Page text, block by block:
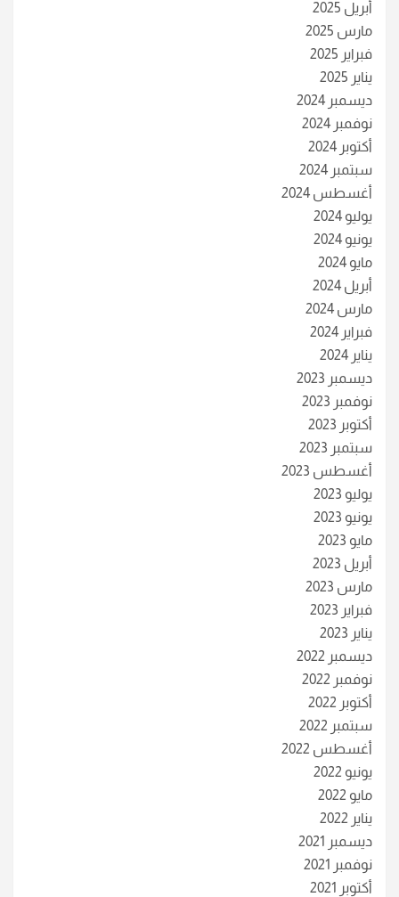
أبريل 2025
مارس 2025
فبراير 2025
يناير 2025
ديسمبر 2024
نوفمبر 2024
أكتوبر 2024
سبتمبر 2024
أغسطس 2024
يوليو 2024
يونيو 2024
مايو 2024
أبريل 2024
مارس 2024
فبراير 2024
يناير 2024
ديسمبر 2023
نوفمبر 2023
أكتوبر 2023
سبتمبر 2023
أغسطس 2023
يوليو 2023
يونيو 2023
مايو 2023
أبريل 2023
مارس 2023
فبراير 2023
يناير 2023
ديسمبر 2022
نوفمبر 2022
أكتوبر 2022
سبتمبر 2022
أغسطس 2022
يونيو 2022
مايو 2022
يناير 2022
ديسمبر 2021
نوفمبر 2021
أكتوبر 2021